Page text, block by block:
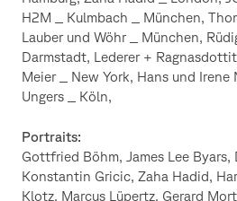
H2M _ Kulmbach _ München,
Lauber und Wöhr _ München,
Darmstadt, Lederer +
Meier _ New York, Hans und
Ungers _ Köln,
Portraits:
Gottfried Böhm, James Lee Byars,
Konstantin Gricic, Zaha Hadid,
Klotz, Marcus Lüpertz, Gerard